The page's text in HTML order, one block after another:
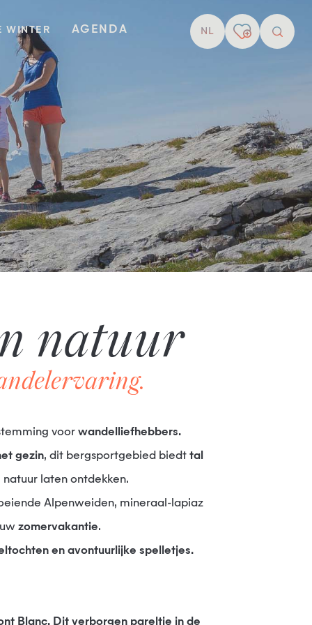
WINTER AGENDA NL
natuur
voor wandelliefhebbers.
gezin, dit bergsportgebied biedt tal
laten ontdekken.
Alpenweiden, mineraal-lapiaz
zomervakantie.
en avontuurlijke spelletjes.